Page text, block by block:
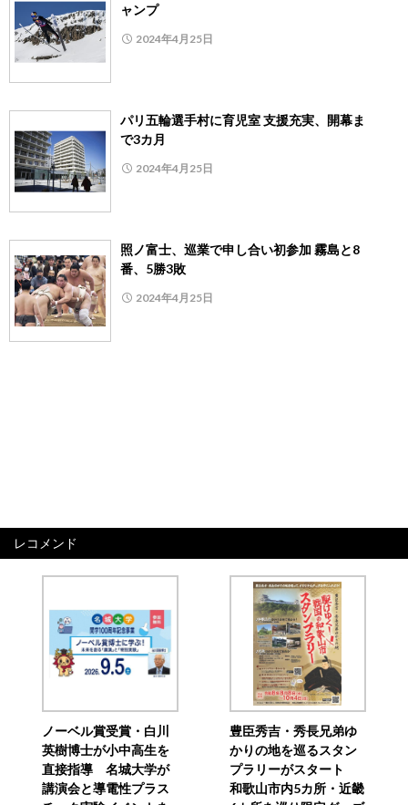
ャンプ
2024年4月25日
パリ五輪選手村に育児室 支援充実、開幕ま
で3カ月
2024年4月25日
照ノ富士、巡業で申し合い初参加 霧島と8
番、5勝3敗
2024年4月25日
レコメンド
ノーベル賞受賞・白川
英樹博士が小中高生を
直接指導 名城大学が
講演会と導電性プラス
豊臣秀吉・秀長兄弟ゆ
かりの地を巡るスタン
プラリーがスタート
和歌山市内5カ所・近畿